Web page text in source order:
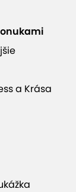
dizajn,
materiály
sú využité
Houses
a Krása